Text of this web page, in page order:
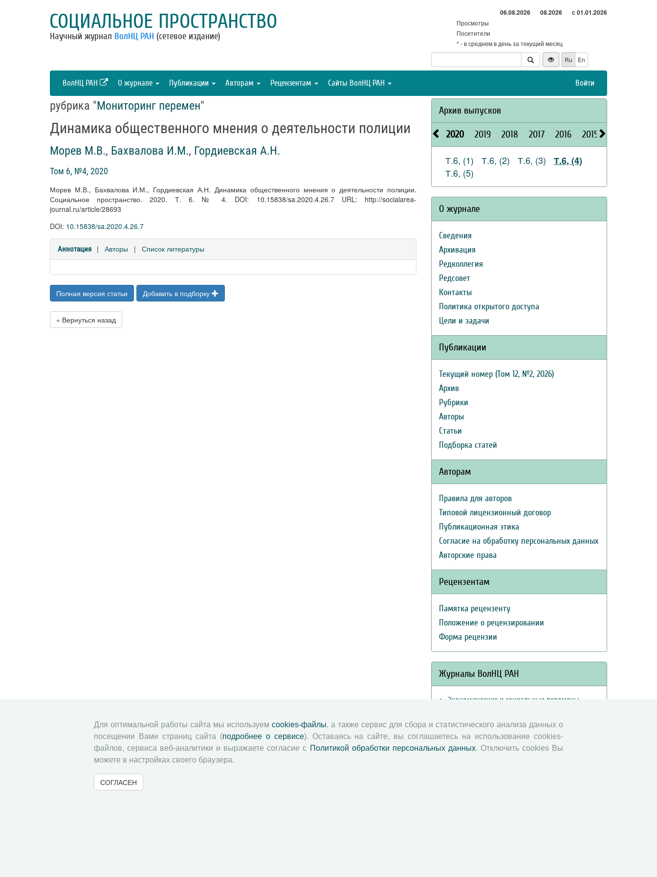
СОЦИАЛЬНОЕ ПРОСТРАНСТВО
Научный журнал ВолНЦ РАН (сетевое издание)
06.08.2026 08.2026 с 01.01.2026
Просмотры
Посетители
* - в среднем в день за текущий месяц
Ru
En
ВолНЦ РАН О журнале Публикации Авторам Рецензентам Сайты ВолНЦ РАН Войти
рубрика "Мониторинг перемен"
Динамика общественного мнения о деятельности полиции
Морев М.В., Бахвалова И.М., Гордиевская А.Н.
Том 6, №4, 2020
Морев М.В., Бахвалова И.М., Гордиевская А.Н. Динамика общественного мнения о деятельности полиции.
Социальное пространство. 2020. Т. 6. № 4. DOI: 10.15838/sa.2020.4.26.7 URL: http://socialarea-
journal.ru/article/28693
DOI: 10.15838/sa.2020.4.26.7
Аннотация | Авторы | Список литературы
Полная версия статьи Добавить в подборку
« Вернуться назад
Архив выпусков
2020 2019 2018 2017 2016 2015
Т.6, (1) Т.6, (2) Т.6, (3)
Т.6, (4)
Т.6, (5)
О журнале
Сведения
Архивация
Редколлегия
Редсовет
Контакты
Политика открытого доступа
Цели и задачи
Публикации
Текущий номер (Том 12, №2, 2026)
Архив
Рубрики
Авторы
Статьи
Подборка статей
Авторам
Правила для авторов
Типовой лицензионный договор
Публикационная этика
Согласие на обработку персональных данных
Авторские права
Рецензентам
Памятка рецензенту
Положение о рецензировании
Форма рецензии
Журналы ВолНЦ РАН
Экономические и социальные перемены
Вопросы территориального развития
Социальное пространство
Юный экономист
Для оптимальной работы сайта мы используем cookies-файлы, а также сервис для сбора и статистического анализа данных о
посещении Вами страниц сайта (подробнее о сервисе). Оставаясь на сайте, вы соглашаетесь на использование cookies-
файлов, сервиса веб-аналитики и выражаете согласие с Политикой обработки персональных данных. Отключить cookies Вы
можете в настройках своего браузера.
СОГЛАСЕН